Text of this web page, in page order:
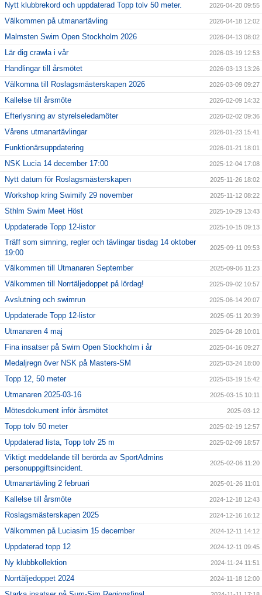
Nytt klubbrekord och uppdaterad Topp tolv 50 meter. 2026-04-20 09:55
Välkommen på utmanartävling 2026-04-18 12:02
Malmsten Swim Open Stockholm 2026 2026-04-13 08:02
Lär dig crawla i vår 2026-03-19 12:53
Handlingar till årsmötet 2026-03-13 13:26
Välkomna till Roslagsmästerskapen 2026 2026-03-09 09:27
Kallelse till årsmöte 2026-02-09 14:32
Efterlysning av styrelseledamöter 2026-02-02 09:36
Vårens utmanartävlingar 2026-01-23 15:41
Funktionärsuppdatering 2026-01-21 18:01
NSK Lucia 14 december 17:00 2025-12-04 17:08
Nytt datum för Roslagsmästerskapen 2025-11-26 18:02
Workshop kring Swimify 29 november 2025-11-12 08:22
Sthlm Swim Meet Höst 2025-10-29 13:43
Uppdaterade Topp 12-listor 2025-10-15 09:13
Träff som simning, regler och tävlingar tisdag 14 oktober
19:00
2025-09-11 09:53
Välkommen till Utmanaren September 2025-09-06 11:23
Välkommen till Norrtäljedoppet på lördag! 2025-09-02 10:57
Avslutning och swimrun 2025-06-14 20:07
Uppdaterade Topp 12-listor 2025-05-11 20:39
Utmanaren 4 maj 2025-04-28 10:01
Fina insatser på Swim Open Stockholm i år 2025-04-16 09:27
Medaljregn över NSK på Masters-SM 2025-03-24 18:00
Topp 12, 50 meter 2025-03-19 15:42
Utmanaren 2025-03-16 2025-03-15 10:11
Mötesdokument inför årsmötet 2025-03-12
Topp tolv 50 meter 2025-02-19 12:57
Uppdaterad lista, Topp tolv 25 m 2025-02-09 18:57
Viktigt meddelande till berörda av SportAdmins
personuppgiftsincident.
2025-02-06 11:20
Utmanartävling 2 februari 2025-01-26 11:01
Kallelse till årsmöte 2024-12-18 12:43
Roslagsmästerskapen 2025 2024-12-16 16:12
Välkommen på Luciasim 15 december 2024-12-11 14:12
Uppdaterad topp 12 2024-12-11 09:45
Ny klubbkollektion 2024-11-24 11:51
Norrtäljedoppet 2024 2024-11-18 12:00